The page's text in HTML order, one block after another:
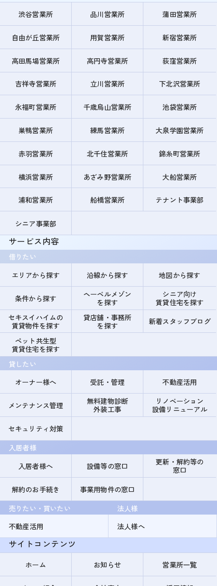
渋谷営業所 品川営業所 蒲田営業所
自由が丘営業所 用賀営業所 新宿営業所
高田馬場営業所 高円寺営業所 荻窪営業所
吉祥寺営業所 立川営業所 下北沢営業所
永福町営業所 千歳烏山営業所 池袋営業所
巣鴨営業所 練馬営業所 大泉学園営業所
赤羽営業所 北千住営業所 錦糸町営業所
横浜営業所 あざみ野営業所 大船営業所
浦和営業所 船橋営業所 テナント事業部
シニア事業部
サービス内容
借りたい
エリアから探す
沿線から探す 地図から探す
条件から探す
ヘーベルメゾン
を探す
シニア向け
賃貸住宅を探す
セキスイハイムの
賃貸物件を探す
貸店舗・事務所
を探す
新着スタッフブログ
ペット共生型
賃貸住宅を探す
貸したい
オーナー様へ
受託・管理 不動産活用
メンテナンス管理
無料建物診断
外装工事
リノベーション
設備リニューアル
セキュリティ対策
入居者様
入居者様へ
設備等の窓口
更新・解約等の
窓口
解約のお手続き
事業用物件の窓口
売りたい・買いたい
不動産活用
法人様
法人様へ
サイトコンテンツ
ホーム お知らせ 営業所一覧